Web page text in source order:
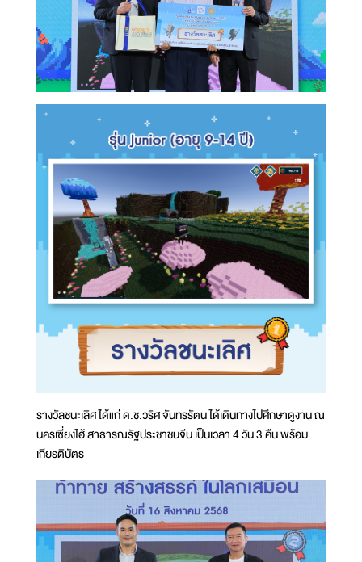
รางวัลชนะเลิศ ได้แก่ ด.ช.วริศ จันทรรัตน ได้เดินทางไปศึกษาดูงาน ณ
นครเซี่ยงไฮ้ สาธารณรัฐประชาชนจีน เป็นเวลา 4 วัน 3 คืน พร้อม
เกียรติบัตร